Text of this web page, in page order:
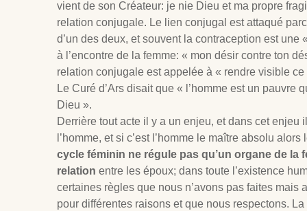
vient de son Créateur: je nie Dieu et ma propre
relation conjugale. Le lien conjugal est attaqué
d’un des deux, et souvent la contraception est une
à l’encontre de la femme: « mon désir contre ton
relation conjugale est appelée à « rendre visible
Le Curé d’Ars disait que « l’homme est un pauvre
Dieu ».
Derrière tout acte il y a un enjeu, et dans cet enjeu
l’homme, et si c’est l’homme le maître absolu
cycle féminin ne régule pas qu’un organe de la
relation entre les époux; dans toute l’existence
certaines règles que nous n’avons pas faites mais
pour différentes raisons et que nous respectons.